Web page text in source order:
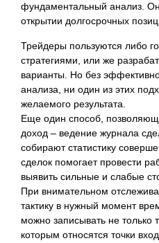
фундаментальный анализ.
открытии долгосрочных
Трейдеры пользуются либо
стратегиями, или же
варианты. Но без
анализа, ни один из этих
желаемого результата.
Еще один способ,
доход – ведение журнала
собирают статистику
сделок помогает провести
выявить сильные и слабые
При внимательном
тактику в нужный момент
можно записывать не только
которым относятся точки